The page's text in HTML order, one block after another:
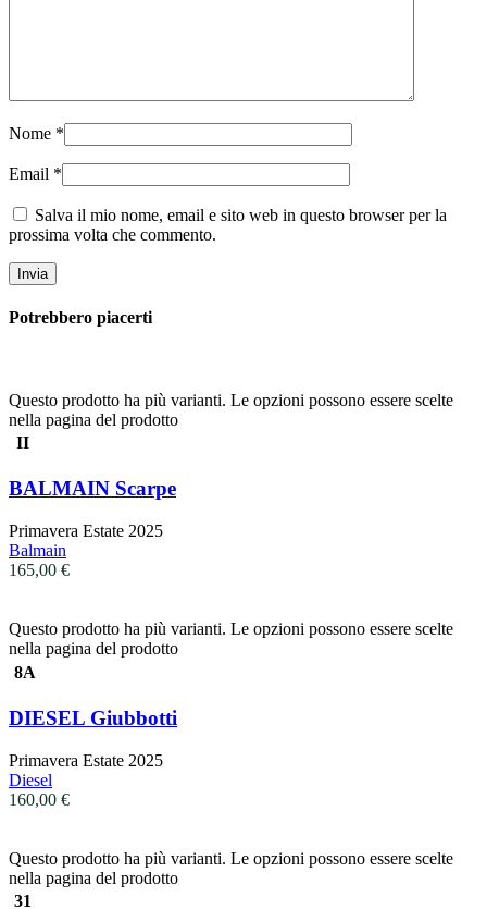
Nome *
Email *
Salva il mio nome, email e sito web in questo browser per la
prossima volta che commento.
Potrebbero piacerti
Questo prodotto ha più varianti. Le opzioni possono essere scelte
nella pagina del prodotto
II
BALMAIN Scarpe
Primavera Estate 2025
Balmain
165,00 €
Questo prodotto ha più varianti. Le opzioni possono essere scelte
nella pagina del prodotto
8A
DIESEL Giubbotti
Primavera Estate 2025
Diesel
160,00 €
Questo prodotto ha più varianti. Le opzioni possono essere scelte
nella pagina del prodotto
31